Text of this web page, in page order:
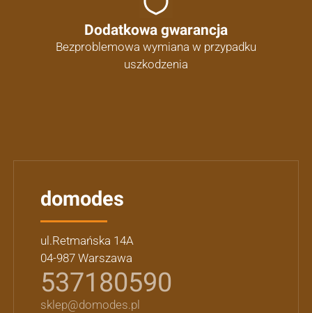
Dodatkowa gwarancja
Bezproblemowa wymiana w przypadku
uszkodzenia
domodes
ul.Retmańska 14A
04-987 Warszawa
537180590
sklep@domodes.pl